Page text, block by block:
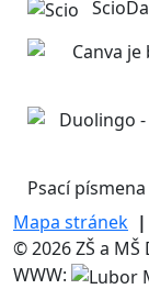
Psací písmena
Mapa stránek |
© 2026 ZŠ a
WWW: